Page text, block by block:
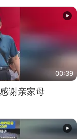
00:39
谢亲家母